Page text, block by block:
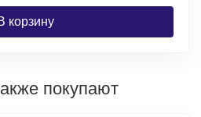
корзину
покупают